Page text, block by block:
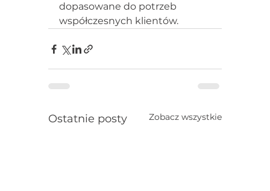
dopasowane do potrzeb
współczesnych klientów.
Ostatnie posty Zobacz wszystkie